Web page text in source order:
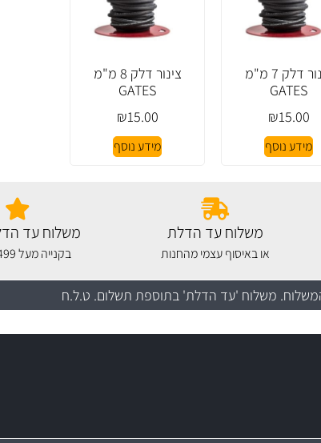
צינור דלק 7 מ"מ
GATES
₪15.00
מידע נוסף
צינור דלק 8 מ"מ
GATES
₪15.00
מידע נוסף
משלוח עד הדלת
או באיסוף עצמי מהחנות
משלוח עד
בקנייה מעל 499 שקלים
. משלוח 'עד הדלת' בתוספת תשלום. ט.ל.ח